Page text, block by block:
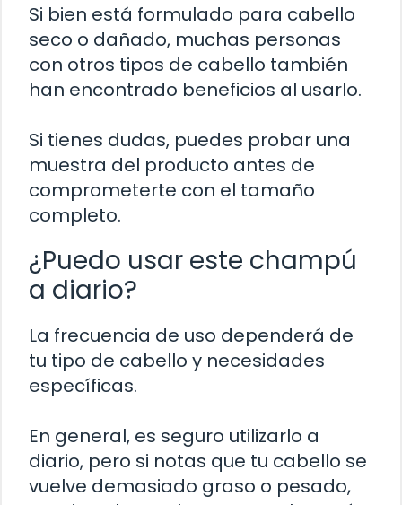
Si bien está formulado para cabello
seco o dañado, muchas personas
con otros tipos de cabello también
han encontrado beneficios al usarlo.
Si tienes dudas, puedes probar una
muestra del producto antes de
comprometerte con el tamaño
completo.
¿Puedo usar este champú
a diario?
La frecuencia de uso dependerá de
tu tipo de cabello y necesidades
específicas.
En general, es seguro utilizarlo a
diario, pero si notas que tu cabello se
vuelve demasiado graso o pesado,